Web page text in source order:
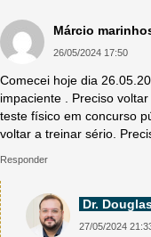
Márcio
26/05/2024 17:50
Comecei hoje dia
impaciente . Preciso
teste físico em concurso
voltar a treinar sério.
Responder
Dr.
27/05/2024